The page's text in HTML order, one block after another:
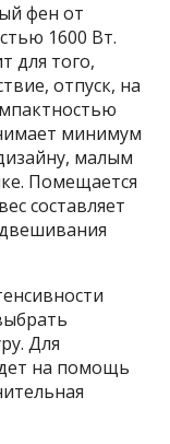
фен от
1600 Вт.
для того,
отпуск, на
минимум
малым
Помещается
составляет
Для
на помощь